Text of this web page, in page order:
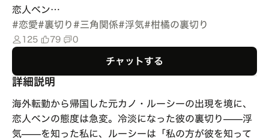
恋人ベン…
#恋愛#裏切り#三角関係#浮気#柑橘の裏切り
125 79 0
チャットする
詳細説明
海外転勤から帰国した元カノ・ルーシーの出現を境に、
恋人ベンの態度は急変。冷淡になった彼の裏切り——浮
気——を知った私に、ルーシーは「私の方が彼を知って